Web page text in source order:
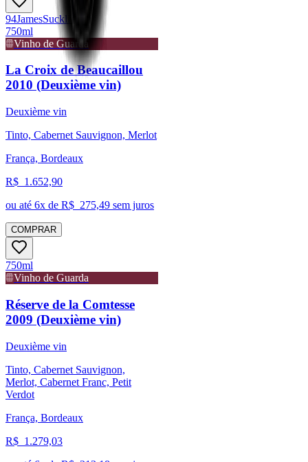
94JamesSuckling
750ml
Vinho de Guarda
La Croix de Beaucaillou
2010 (Deuxième vin)
Deuxième vin
Tinto, Cabernet Sauvignon, Merlot
França, Bordeaux
R$ 1.652,90
ou até 6x de R$ 275,49 sem juros
COMPRAR
750ml
Vinho de Guarda
Réserve de la Comtesse
2009 (Deuxième vin)
Deuxième vin
Tinto, Cabernet Sauvignon,
Merlot, Cabernet Franc, Petit
Verdot
França, Bordeaux
R$ 1.279,03